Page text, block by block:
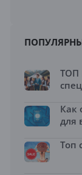
ТОП
Как
для
Топ